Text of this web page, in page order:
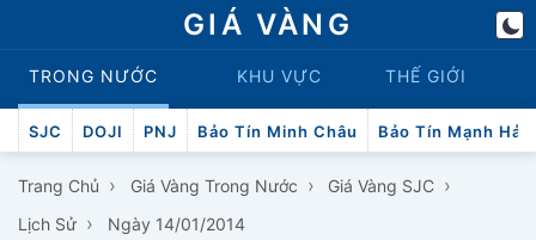
GIÁ VÀNG
TRONG NƯỚC KHU VỰC THẾ GIỚI
SJC DOJI PNJ Bảo Tín Minh Châu Bảo Tín Mạnh Hải
Trang Chủ › Giá Vàng Trong Nước › Giá Vàng SJC ›
Lịch Sử › Ngày 14/01/2014